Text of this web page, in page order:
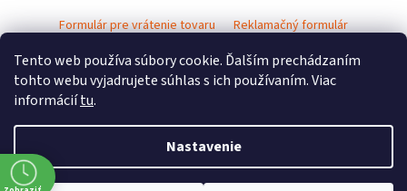
Tento web používa súbory cookie. Ďalším prechádzaním
tohto webu vyjadrujete súhlas s ich používaním. Viac
informáciítu.
Nastavenie
Formulár pre vrátenie tovaru
Reklamačný formulár
Ledvance katalóg - svietidlá
Vytvoril Shoptet
Copyright 2026elektro-svietidla. Všetky práva vyhradené.Upraviť